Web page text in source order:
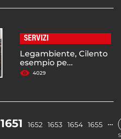
SERVIZI
Legambiente, Cilento
esempio pe...
4029
1651 1652 1653 1654 1655 …